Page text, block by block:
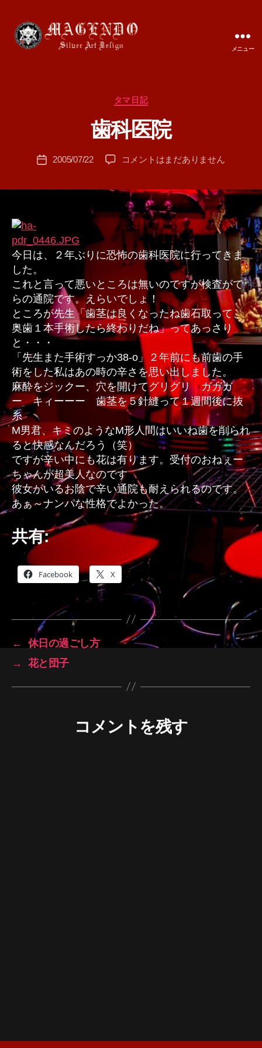
メニュー
カ
ゴ
リ
タマ日記
歯科医院
成
者
T
A
投
2005/07/22
歯
院
へ
コメントはまだありません
今日は、２年ぶりに恐怖の歯科医院に行ってきま
した。
これと言って悪いところは無いのですが検査がて
らの通院です。えらいでしょ！
ところが先生「歯茎は良くなったね歯石取って、
奥歯１本手術したら終わりだね」ってあっさり
と・・・
「先生また手術すっか38-o」２年前にも前歯の手
術をした私はあの時の辛さを思い出しました。
麻酔をジックー、穴を開けてグリグリ ガガガ
ー キィーーー 歯茎を５針縫って１週間後に抜
糸
M男君、キミのようなM形人間はいいね歯を削られ
ると快感なんだろう（笑）
ですが辛い中にも花は有ります。受付のおねぇー
ちゃんが超美人なのです
彼女がいるお陰で辛い通院も耐えられるのです。
あぁ～ナンパな性格でよかった。
共有:
Facebook X
←
休日の過ごし方
→
花と団子
コメントを残す